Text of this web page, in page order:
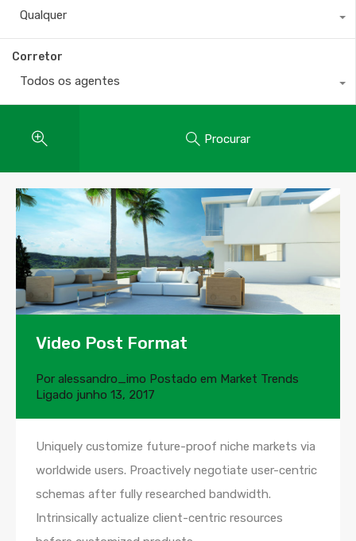
Qualquer
Corretor
Todos os agentes
Procurar
Video Post Format
Por alessandro_imo Postado em Market Trends
Ligado junho 13, 2017
Uniquely customize future-proof niche markets via
worldwide users. Proactively negotiate user-centric
schemas after fully researched bandwidth.
Intrinsically actualize client-centric resources